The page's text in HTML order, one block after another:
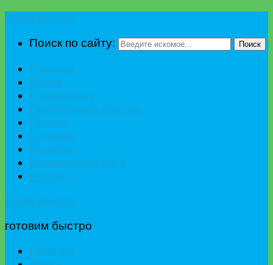
Поиск по сайту:
Поиск
готовим быстро